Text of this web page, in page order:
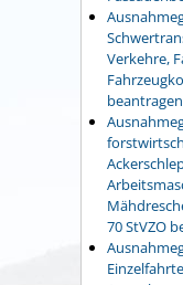
Verkehre,
beantragen
70 StVZO